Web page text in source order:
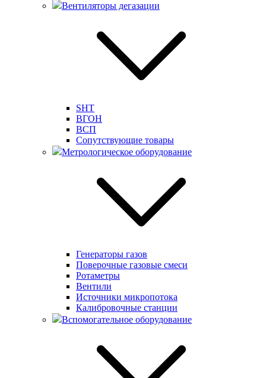
Вентиляторы дегазации
SHT
ВГОН
ВСП
Сопутствующие товары
Метрологическое оборудование
Генераторы газов
Поверочные газовые смеси
Ротаметры
Вентили
Источники микропотока
Калибровочные станции
Вспомогательное оборудование